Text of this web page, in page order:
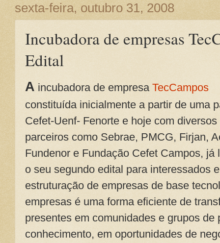
sexta-feira, outubro 31, 2008
Incubadora de empresas
Edital
A incubadora de empresa TecCampos
constituída inicialmente a partir de uma
Cefet-Uenf- Fenorte e hoje com diversos
parceiros como Sebrae, PMCG, Firjan,
Fundenor e Fundação Cefet Campos, já
o seu segundo edital para interessados
estruturação de empresas de base
empresas é uma forma eficiente de
presentes em comunidades e grupos de
conhecimento, em oportunidades de